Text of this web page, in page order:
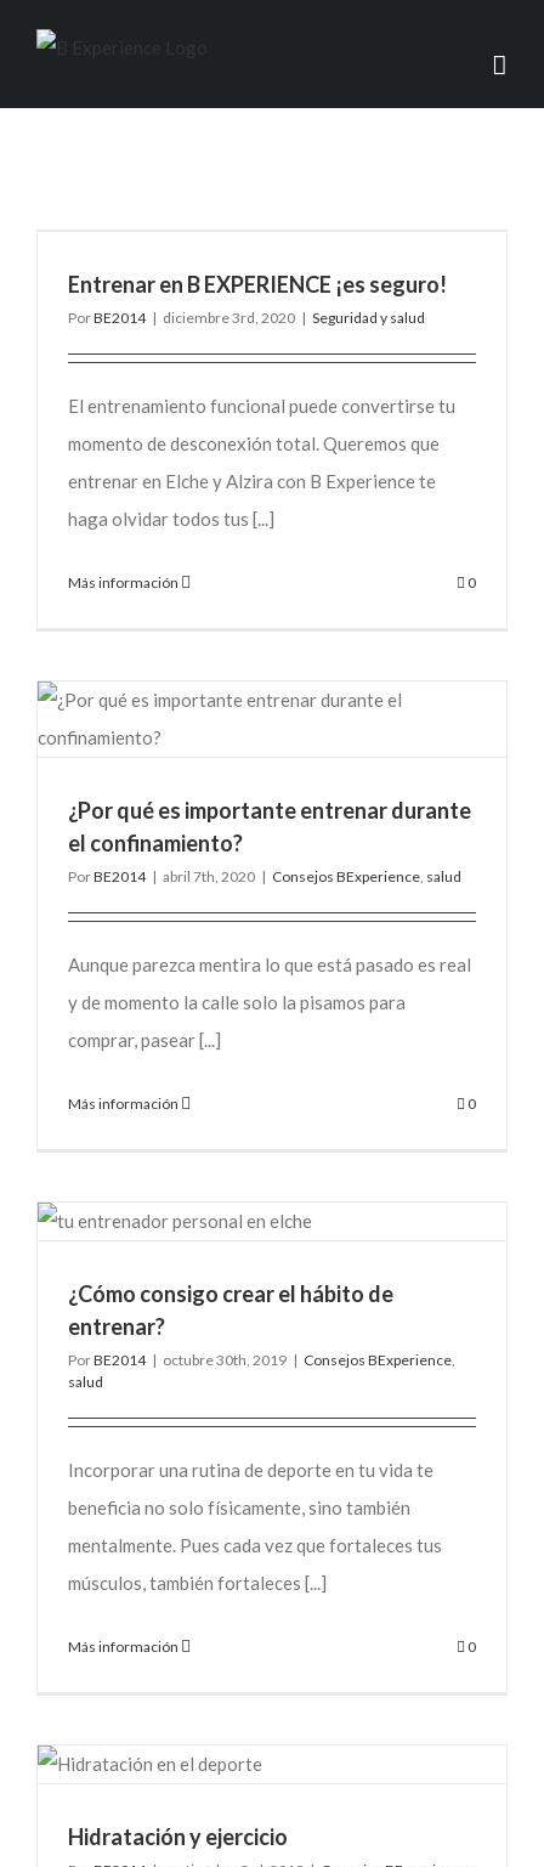
Entrenar en B EXPERIENCE ¡es seguro!
PorBE2014 | diciembre 3rd, 2020 | Seguridad y salud
El entrenamiento funcional puede convertirse tu
momento de desconexión total. Queremos que
entrenar en Elche y Alzira con B Experience te
haga olvidar todos tus [...]
Más información 0
¿Por qué es importante entrenar durante
el confinamiento?
PorBE2014 | abril 7th, 2020 | Consejos BExperience salud
Aunque parezca mentira lo que está pasado es real
y de momento la calle solo la pisamos para
comprar, pasear [...]
Más información 0
¿Cómo consigo crear el hábito de
entrenar?
PorBE2014 | octubre 30th, 2019 | Consejos BExperience
salud
Incorporar una rutina de deporte en tu vida te
beneficia no solo físicamente, sino también
mentalmente. Pues cada vez que fortaleces tus
músculos, también fortaleces [...]
Más información 0
Hidratación y ejercicio